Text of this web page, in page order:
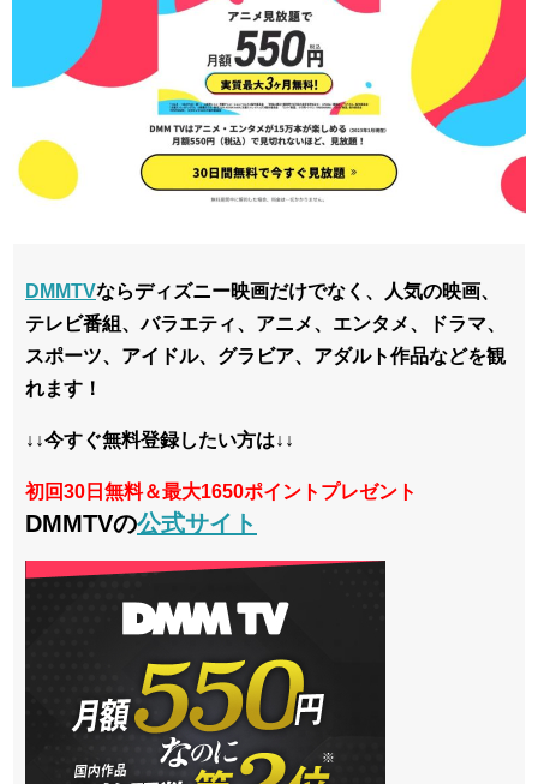
DMMTVならディズニー映画だけでなく、人気の映画、
テレビ番組、バラエティ、アニメ、エンタメ、ドラマ、
スポーツ、アイドル、グラビア、アダルト作品などを観
れます！
↓↓今すぐ無料登録したい方は↓↓
初回30日無料＆最大1650ポイントプレゼント
DMMTVの公式サイト